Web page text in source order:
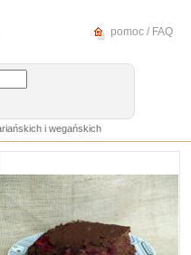
pomoc / FAQ
i wegańskich